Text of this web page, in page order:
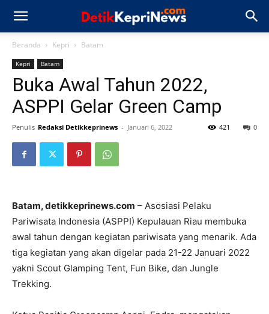
Beranda Kepri Batam
Kepri Batam
Buka Awal Tahun 2022,
ASPPI Gelar Green Camp
Penulis Redaksi Detikkeprinews - Januari 6, 2022 0
421
Batam, detikkeprinews.com – Asosiasi Pelaku
Pariwisata Indonesia (ASPPI) Kepulauan Riau membuka
awal tahun dengan kegiatan pariwisata yang menarik. Ada
tiga kegiatan yang akan digelar pada 21-22 Januari 2022
yakni Scout Glamping Tent, Fun Bike, dan Jungle
Trekking.